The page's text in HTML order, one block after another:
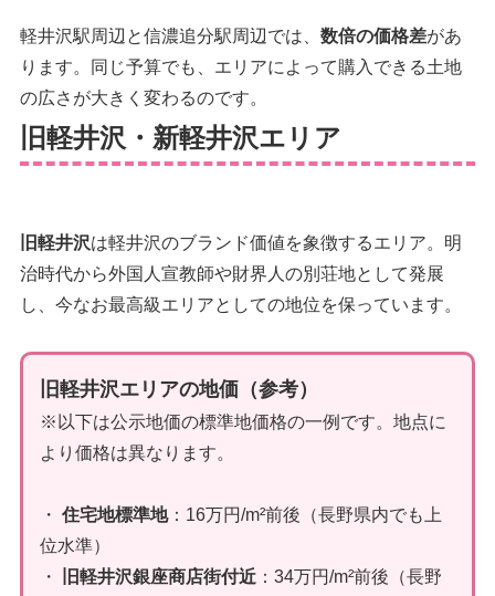
軽井沢駅周辺と信濃追分駅周辺では、 数倍の価格差があ
ります。同じ予算でも、エリアによって購入できる土地
の広さが大きく変わるのです。
旧軽井沢・新軽井沢エリア
旧軽井沢は軽井沢のブランド価値を象徴するエリア。明
治時代から外国人宣教師や財界人の別荘地として発展
し、今なお最高級エリアとしての地位を保っています。
旧軽井沢エリアの地価（参考）
※以下は公示地価の標準地価格の一例です。地点に
より価格は異なります。
・ 住宅地標準地：16万円/m²前後（長野県内でも上
位水準）
・
旧軽井沢銀座商店街付近：34万円/m²前後（長野